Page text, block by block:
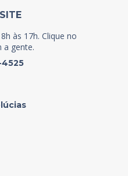
às 17h. Clique no
a gente.
4525